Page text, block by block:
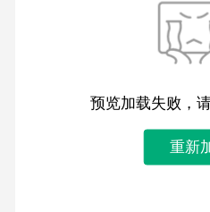
预览加载失败，
重新